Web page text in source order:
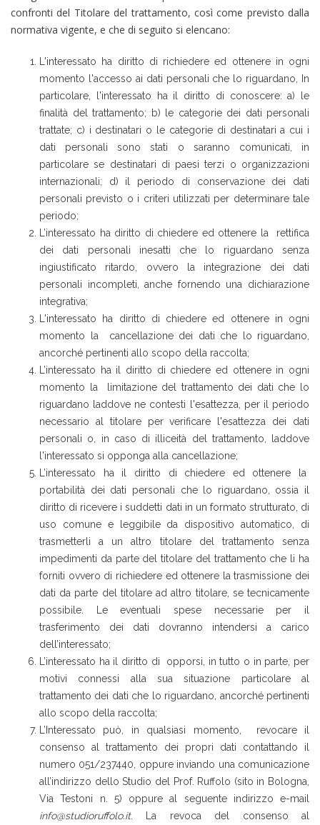
confronti del Titolare del trattamento, così come previsto dalla
normativa vigente, e che di seguito si elencano:
L'interessato ha diritto di richiedere ed ottenere in ogni
momento l'accesso ai dati personali che lo riguardano, In
particolare, l'interessato ha il diritto di conoscere: a) le
finalità del trattamento; b) le categorie dei dati personali
trattate; c) i destinatari o le categorie di destinatari a cui i
dati personali sono stati o saranno comunicati, in
particolare se destinatari di paesi terzi o organizzazioni
internazionali; d) il periodo di conservazione dei dati
personali previsto o i criteri utilizzati per determinare tale
periodo;
L’interessato ha diritto di chiedere ed ottenere la rettifica
dei dati personali inesatti che lo riguardano senza
ingiustificato ritardo, ovvero la integrazione dei dati
personali incompleti, anche fornendo una dichiarazione
integrativa;
L'interessato ha diritto di chiedere ed ottenere in ogni
momento la cancellazione dei dati che lo riguardano,
ancorché pertinenti allo scopo della raccolta;
L’interessato ha il diritto di chiedere ed ottenere in ogni
momento la limitazione del trattamento dei dati che lo
riguardano laddove ne contesti l'esattezza, per il periodo
necessario al titolare per verificare l'esattezza dei dati
personali o, in caso di illiceità del trattamento, laddove
l'interessato si opponga alla cancellazione;
L’interessato ha il diritto di chiedere ed ottenere la
portabilità dei dati personali che lo riguardano, ossia il
diritto di ricevere i suddetti dati in un formato strutturato, di
uso comune e leggibile da dispositivo automatico, di
trasmetterli a un altro titolare del trattamento senza
impedimenti da parte del titolare del trattamento che li ha
forniti ovvero di richiedere ed ottenere la trasmissione dei
dati da parte del titolare ad altro titolare, se tecnicamente
possibile. Le eventuali spese necessarie per il
trasferimento dei dati dovranno intendersi a carico
dell’interessato;
L’interessato ha il diritto di opporsi, in tutto o in parte, per
motivi connessi alla sua situazione particolare al
trattamento dei dati che lo riguardano, ancorché pertinenti
allo scopo della raccolta;
L’Interessato può, in qualsiasi momento, revocare il
consenso al trattamento dei propri dati contattando il
numero 051/237440, oppure inviando una comunicazione
all’indirizzo dello Studio del Prof. Ruffolo (sito in Bologna,
Via Testoni n. 5) oppure al seguente indirizzo e-mail
info@studioruffolo.it. La revoca del consenso al